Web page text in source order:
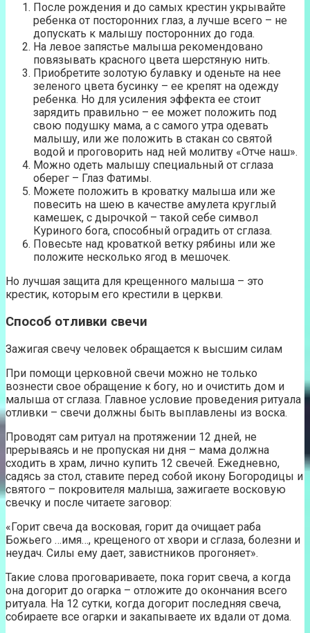
После рождения и до самых крестин укрывайте
ребенка от посторонних глаз, а лучше всего – не
допускать к малышу посторонних до года.
На левое запястье малыша рекомендовано
повязывать красного цвета шерстяную нить.
Приобретите золотую булавку и оденьте на нее
зеленого цвета бусинку – ее крепят на одежду
ребенка. Но для усиления эффекта ее стоит
зарядить правильно – ее может положить под
свою подушку мама, а с самого утра одевать
малышу, или же положить в стакан со святой
водой и проговорить над ней молитву «Отче наш».
Можно одеть малышу специальный от сглаза
оберег – Глаз Фатимы.
Можете положить в кроватку малыша или же
повесить на шею в качестве амулета круглый
камешек, с дырочкой – такой себе символ
Куриного бога, способный оградить от сглаза.
Повесьте над кроваткой ветку рябины или же
положите несколько ягод в мешочек.
Но лучшая защита для крещенного малыша – это
крестик, которым его крестили в церкви.
Способ отливки свечи
Зажигая свечу человек обращается к высшим силам
При помощи церковной свечи можно не только
вознести свое обращение к богу, но и очистить дом и
малыша от сглаза. Главное условие проведения ритуала
отливки – свечи должны быть выплавлены из воска.
Проводят сам ритуал на протяжении 12 дней, не
прерываясь и не пропуская ни дня – мама должна
сходить в храм, лично купить 12 свечей. Ежедневно,
садясь за стол, ставите перед собой икону Богородицы и
святого – покровителя малыша, зажигаете восковую
свечку и после читаете заговор:
«Горит свеча да восковая, горит да очищает раба
Божьего …имя…, крещеного от хвори и сглаза, болезни и
неудач. Силы ему дает, завистников прогоняет».
Такие слова проговариваете, пока горит свеча, а когда
она догорит до огарка – отложите до окончания всего
ритуала. На 12 сутки, когда догорит последняя свеча,
собираете все огарки и закапываете их вдали от дома.